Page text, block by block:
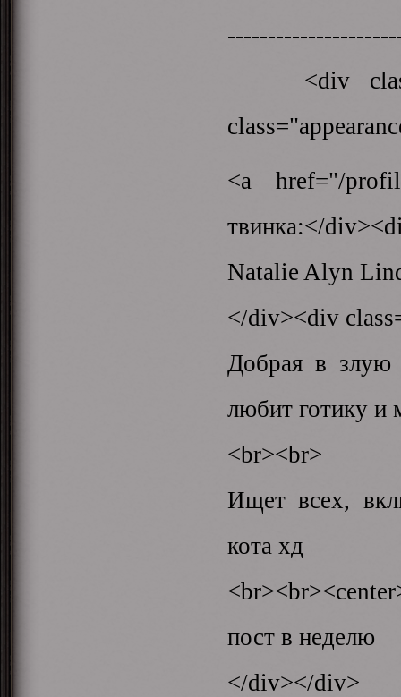
<div
<a href="/
твинка:</
Natalie Alyn
</div><div
Добрая в злую
любит готику и
<br><br>
Ищет всех,
кота хд
пост в неделю
</div></div>